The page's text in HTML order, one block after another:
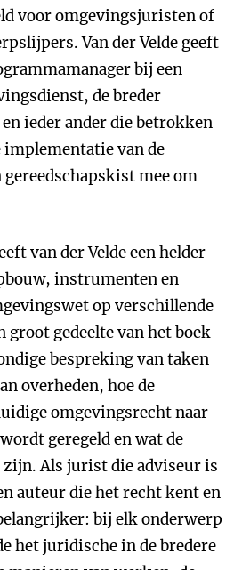
voor omgevingsjuristen of
Van der Velde geeft
bij een
de breder
ieder ander die betrokken
van de
mee om
van der Velde een helder
instrumenten en
op verschillende
groot gedeelte van het boek
bespreking van taken
overheden, hoe de
omgevingsrecht naar
geregeld en wat de
zijn. Als jurist die adviseur is
auteur die het recht kent en
bij elk onderwerp
het juridische in de bredere